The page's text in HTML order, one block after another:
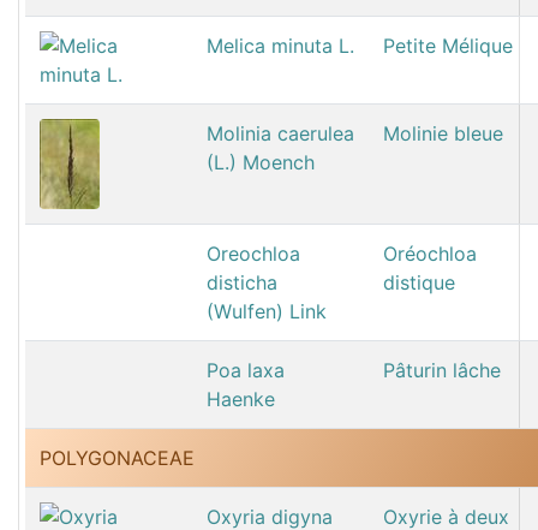
Melica minuta L. Petite Mélique
Molinia caerulea
(L.) Moench
Molinie bleue
Oreochloa
disticha
(Wulfen) Link
Oréochloa
distique
Poa laxa
Haenke
Pâturin lâche
POLYGONACEAE
Oxyria digyna
Oxyrie à deux